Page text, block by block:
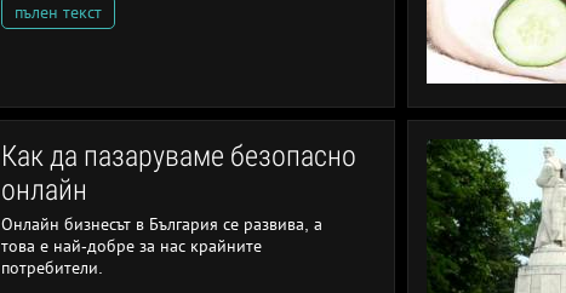
пълен текст
Как да пазаруваме безопасно
онлайн
Онлайн бизнесът в България се развива, а
това е най-добре за нас крайните
потребители.